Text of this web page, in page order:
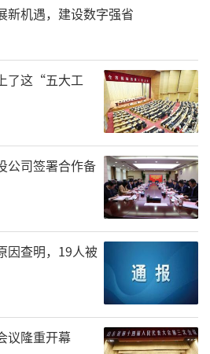
新机遇，建设数字强省
了这“五大工
公司签署合作备
因查明，19人被
议隆重开幕